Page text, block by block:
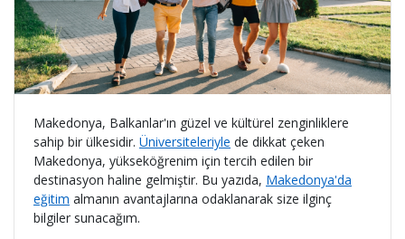
Makedonya, Balkanlar'ın güzel ve kültürel zenginliklere
sahip bir ülkesidir. Üniversiteleriyle de dikkat çeken
Makedonya, yükseköğrenim için tercih edilen bir
destinasyon haline gelmiştir. Bu yazıda, Makedonya'da
eğitim almanın avantajlarına odaklanarak size ilginç
bilgiler sunacağım.